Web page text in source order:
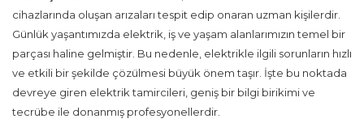
cihazlarında oluşan arızaları tespit edip onaran uzman kişilerdir.
Günlük yaşantımızda elektrik, iş ve yaşam alanlarımızın temel bir
parçası haline gelmiştir. Bu nedenle, elektrikle ilgili sorunların hızlı
ve etkili bir şekilde çözülmesi büyük önem taşır. İşte bu noktada
devreye giren elektrik tamircileri, geniş bir bilgi birikimi ve
tecrübe ile donanmış profesyonellerdir.